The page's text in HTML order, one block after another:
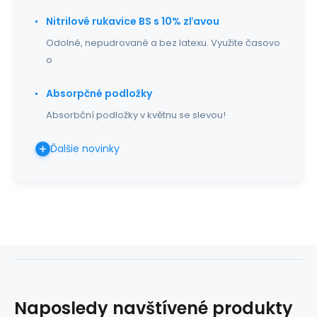
Nitrilové rukavice BS s 10% zľavou
Odolné, nepudrované a bez latexu. Využite časovo
o
Absorpčné podložky
Absorbční podložky v květnu se slevou!
Ďalšie novinky
Naposledy navštívené produkty